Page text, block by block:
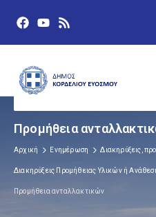
Προμήθεια
Αρχική Ενημέρωση Διακηρύξεις,
Διακηρύξεις Προμήθειας Υλικών ή
Προμήθεια ανταλλακτικών